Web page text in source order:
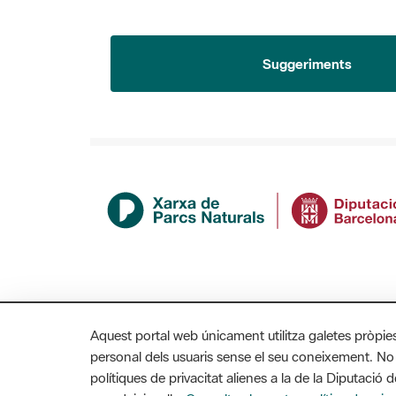
Suggeriments
Aquest portal web únicament utilitza galetes
personal dels usuaris sense el seu coneixement.
polítiques de privacitat alienes a la de la Diputació